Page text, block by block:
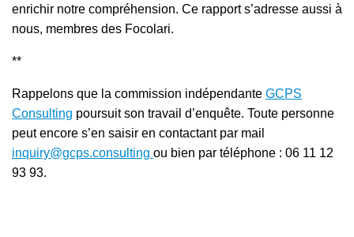
enrichir notre compréhension. Ce rapport s’adresse aussi à
nous, membres des Focolari.
**
Rappelons que la commission indépendante GCPS
Consulting poursuit son travail d’enquête. Toute personne
peut encore s’en saisir en contactant par mail
inquiry@gcps.consulting ou bien par téléphone : 06 11 12
93 93.